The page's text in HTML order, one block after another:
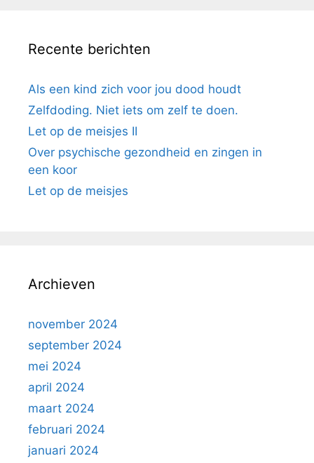
Recente berichten
Als een kind zich voor jou dood houdt
Zelfdoding. Niet iets om zelf te doen.
Let op de meisjes II
Over psychische gezondheid en zingen in
een koor
Let op de meisjes
Archieven
november 2024
september 2024
mei 2024
april 2024
maart 2024
februari 2024
januari 2024